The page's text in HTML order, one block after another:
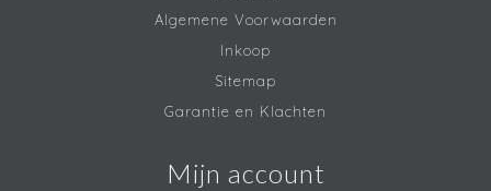
Algemene Voorwaarden
Inkoop
Sitemap
Garantie en Klachten
Mijn account